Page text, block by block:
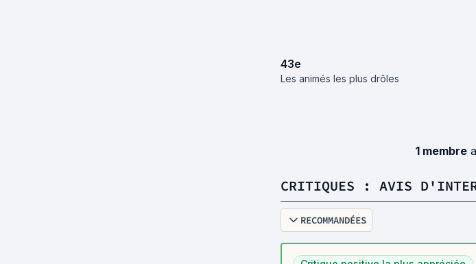
43e
Les animés les plus drôles
1 membre
CRITIQUES : AVIS
RECOMMANDÉES